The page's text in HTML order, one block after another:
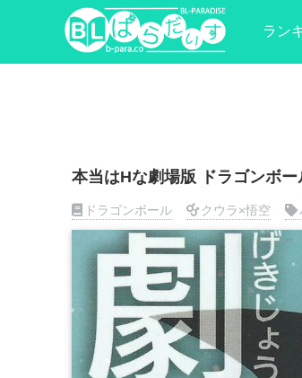
ラン
本当はHな劇場版 ドラゴンボ
ドラゴンボール クウラ×悟空